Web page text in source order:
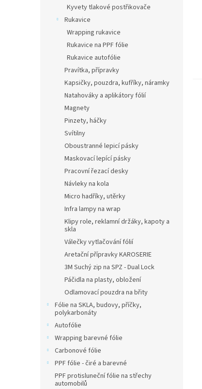
Kyvety tlakové postřikovače
Rukavice
Wrapping rukavice
Rukavice na PPF fólie
Rukavice autofólie
Pravítka, přípravky
Kapsičky, pouzdra, kufříky, náramky
Natahováky a aplikátory fólií
Magnety
Pinzety, háčky
Svítilny
Oboustranné lepicí pásky
Maskovací lepící pásky
Pracovní řezací desky
Návleky na kola
Micro hadříky, utěrky
Infra lampy na wrap
Klipy role, reklamní držáky, kapoty a
skla
Válečky vytlačování fólií
Aretační přípravky KAROSERIE
3M Suchý zip na SPZ - Dual Lock
Páčidla na plasty, obložení
Odlamovací pouzdra na břity
Fólie na SKLA, budovy, příčky,
polykarbonáty
Autofólie
Wrapping barevné fólie
Carbonové fólie
PPF fólie - čiré a barevné
PPF protisluneční fólie na střechy
automobilů